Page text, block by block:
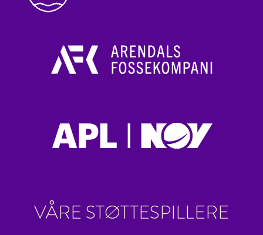
VÅRE STØTTESPILLERE